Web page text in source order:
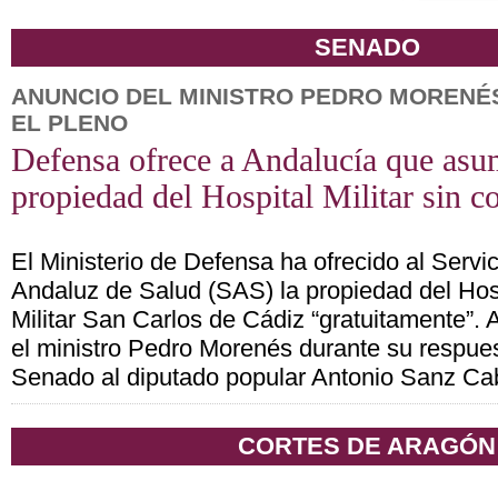
SENADO
ANUNCIO DEL MINISTRO PEDRO
EL PLENO
Defensa ofrece a Andalucía que
propiedad del Hospital Militar sin
El Ministerio de Defensa ha ofrecido al
Andaluz de Salud (SAS) la propiedad del
Militar San Carlos de Cádiz “gratuitamente”.
el ministro Pedro Morenés durante su
Senado al diputado popular Antonio Sanz
CORTES DE ARAGÓN